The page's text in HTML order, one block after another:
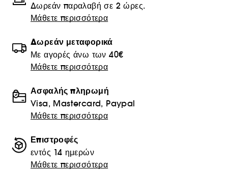
Δωρεάν παραλαβή σε 2 ώρες.
Μάθετε περισσότερα
Δωρεάν μεταφορικά
Με αγορές άνω των 40€
Μάθετε περισσότερα
Ασφαλής πληρωμή
Visa, Mastercard, Paypal
Μάθετε περισσότερα
Επιστροφές
εντός 14 ημερών
Μάθετε περισσότερα